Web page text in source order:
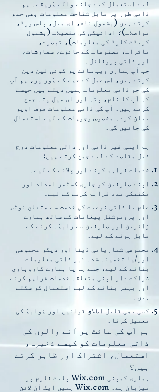
ذاتی طور پر قابل شناخت معلومات بھی جمع
کرتے ہیں (بشمول نام، ای میل، پاس ورڈ،
مواصلات)؛ ادائیگی کی تفصیلات (بشمول
کریڈٹ کارڈ کی معلومات)، تبصرے،
تاثرات، مصنوعات کے جائزے، سفارشات،
اور ذاتی پروفائل۔
جب آپ ہماری ویب سائٹ پر کوئی لین دین
کرتے ہیں، اس عمل کے حصے کے طور پر، ہم آپ
کی جو ذاتی معلومات ہمیں دیتے ہیں جیسے
کہ آپ کا نام، پتہ اور ای میل پتہ جمع
کرتے ہیں۔ آپ کی ذاتی معلومات صرف اوپر
بیان کردہ مخصوص وجوہات کے لیے استعمال
کی جائیں گی۔
ہم ایسی غیر ذاتی اور ذاتی معلومات درج
ذیل مقاصد کے لیے جمع کرتے ہیں:
خدمات فراہم کرنے اور چلانے کے لیے۔
اپنے صارفین کو جاری کسٹمر امداد اور
تکنیکی مدد فراہم کرنے کے لیے۔
عام یا ذاتی نوعیت کی خدمت سے متعلق نوٹس
اور پروموشنل پیغامات کے ساتھ ہمارے
زائرین اور صارفین سے رابطہ کرنے کے
قابل ہونے کے لیے۔
مجموعی شماریاتی ڈیٹا اور دیگر مجموعی
اور/یا تخمینہ شدہ غیر ذاتی معلومات
بنانے کے لیے، جسے ہم یا ہمارے کاروباری
شراکت دار اپنی متعلقہ خدمات فراہم کرنے
اور بہتر بنانے کے لیے استعمال کر سکتے
ہیں۔
کسی بھی قابل اطلاق قوانین اور ضوابط کی
تعمیل کرنا۔
ہم آپ کی سائٹ پر آنے والوں کی
ذاتی معلومات کو کیسے ذخیرہ،
استعمال، اشتراک اور ظاہر کرتے
ہیں؟ ہماری کمپنی Wix.com پلیٹ فارم پر
میزبان ہے۔ Wix.com ہمیں ایک آن لائن